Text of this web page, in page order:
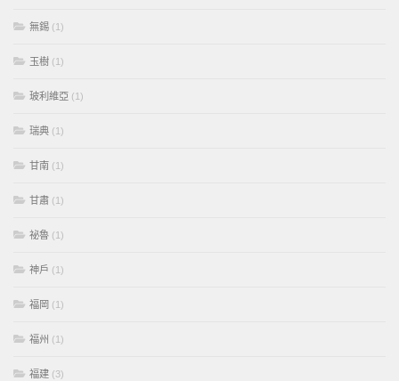
無錫 (1)
玉樹 (1)
玻利維亞 (1)
瑞典 (1)
甘南 (1)
甘肅 (1)
祕魯 (1)
神戶 (1)
福岡 (1)
福州 (1)
福建 (3)